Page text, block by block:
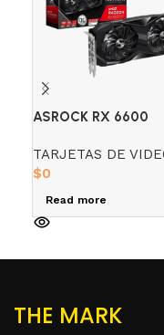
ASROCK RX 6600
TARJETAS DE
$0
Read more
THE MARK